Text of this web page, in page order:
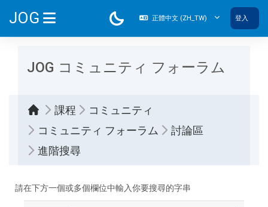
JOG 正體中文 ‎(ZH_TW)‎ 登入
JOG コミュニティ フォーラム
課程
コミュニティ
コミュニティ フォーラム
討論區
進階搜尋
請在下方一個或多個欄位中輸入你要搜尋的字串